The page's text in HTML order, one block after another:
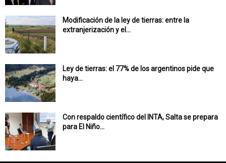
Modificación de la ley de tierras: entre la
extranjerización y el...
Ley de tierras: el 77% de los argentinos pide que
haya...
Con respaldo científico del INTA, Salta se prepara
para El Niño...